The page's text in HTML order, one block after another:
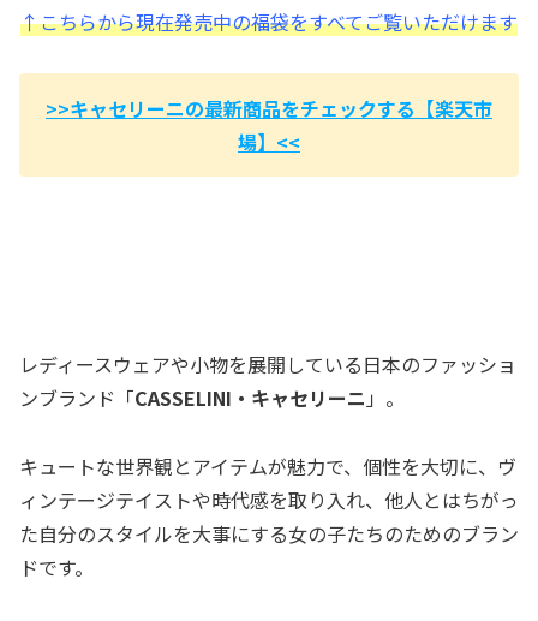
↑こちらから現在発売中の福袋をすべてご覧いただけます
>>キャセリーニの最新商品をチェックする【楽天市
場】<<
レディースウェアや小物を展開している日本のファッショ
ンブランド「CASSELINI・キャセリーニ 」。
キュートな世界観とアイテムが魅力で、個性を大切に、ヴ
ィンテージテイストや時代感を取り入れ、他人とはちがっ
た自分のスタイルを大事にする女の子たちのためのブラン
ドです。